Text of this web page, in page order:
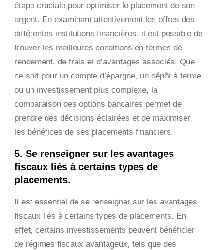
étape cruciale pour optimiser le placement de son
argent. En examinant attentivement les offres des
différentes institutions financières, il est possible de
trouver les meilleures conditions en termes de
rendement, de frais et d’avantages associés. Que
ce soit pour un compte d’épargne, un dépôt à terme
ou un investissement plus complexe, la
comparaison des options bancaires permet de
prendre des décisions éclairées et de maximiser
les bénéfices de ses placements financiers.
5. Se renseigner sur les avantages
fiscaux liés à certains types de
placements.
Il est essentiel de se renseigner sur les avantages
fiscaux liés à certains types de placements. En
effet, certains investissements peuvent bénéficier
de régimes fiscaux avantageux, tels que des